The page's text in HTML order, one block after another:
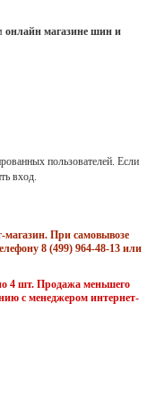
онлайн магазине шин и
пользователей. Если
вход.
магазин. При самовывозе
8 (499) 964-48-13 или
4 шт. Продажа меньшего
с менеджером интернет-